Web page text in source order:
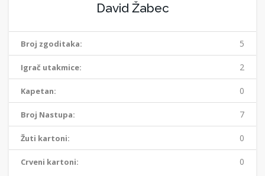
David Žabec
Broj zgoditaka: 5
Igrač utakmice: 2
Kapetan: 0
Broj Nastupa: 7
Žuti kartoni: 0
Crveni kartoni: 0